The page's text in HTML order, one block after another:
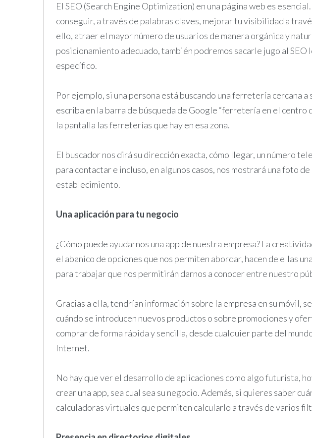
El SEO (Search Engine Optimization) en una página web es
conseguir, a través de palabras claves, mejorar tu visibilidad a
ello, atraer el mayor número de usuarios de manera orgánica y
posicionamiento adecuado, también podremos sacarle jugo al SEO
específico.
Por ejemplo, si una persona está buscando una ferretería cercana a
escriba en la barra de búsqueda de Google “ferretería en el centro
la pantalla las ferreterías que hay en esa zona.
El buscador nos dirá su dirección exacta, cómo llegar, un número
para contactar e incluso, en algunos casos, nos mostrará una foto de
establecimiento.
Una aplicación para tu negocio
¿Cómo puede ayudarnos una app de nuestra empresa? La
el abanico de opciones que nos permiten abordar, hacen de ellas
para trabajar que nos permitirán darnos a conocer entre nuestro
Gracias a ella, tendrían información sobre la empresa en su móvil,
cuándo se introducen nuevos productos o sobre promociones y
comprar de forma rápida y sencilla, desde cualquier parte del
Internet.
No hay que ver el desarrollo de aplicaciones como algo futurista,
crear una app, sea cual sea su negocio. Además, si quieres saber
calculadoras virtuales que permiten calcularlo a través de varios